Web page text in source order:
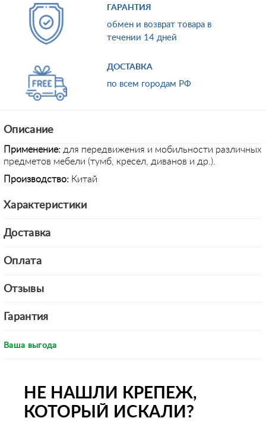
ГАРАНТИЯ
обмен и возврат товара в
течении 14 дней
ДОСТАВКА
по всем городам РФ
Описание
Применение: для передвижения и мобильности различных
предметов мебели (тумб, кресел, диванов и др.).
Производство: Китай
Характеристики
Доставка
Оплата
Отзывы
Гарантия
Ваша выгода
НЕ НАШЛИ КРЕПЕЖ,
КОТОРЫЙ ИСКАЛИ?